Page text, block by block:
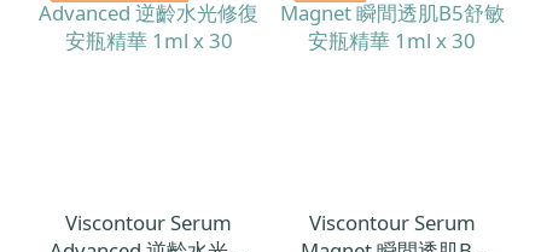
Viscontour Serum
Viscontour Serum